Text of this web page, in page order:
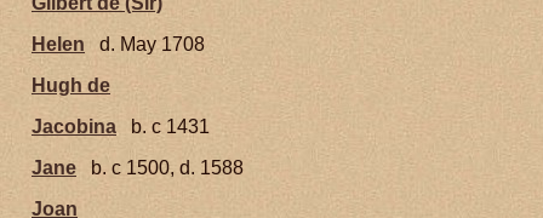
Helen
d. May 1708
Hugh de
Jacobina
b. c 1431
Jane
b. c 1500, d. 1588
Joan